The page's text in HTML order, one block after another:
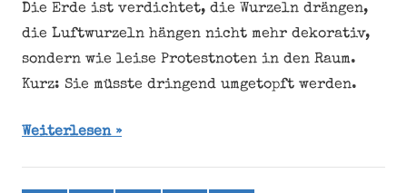
Die Erde ist verdichtet, die Wurzeln drängen,
die Luftwurzeln hängen nicht mehr dekorativ,
sondern wie leise Protestnoten in den Raum.
Kurz: Sie müsste dringend umgetopft werden.
Weiterlesen